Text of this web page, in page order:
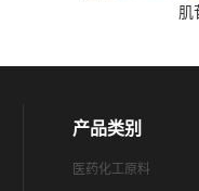
肌
产品类别
医药化工原料